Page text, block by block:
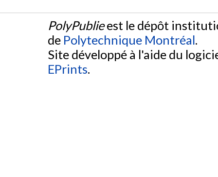
PolyPublieest le dépôt
de Polytechnique Montréal.
Site développé à l'aide du
EPrints.